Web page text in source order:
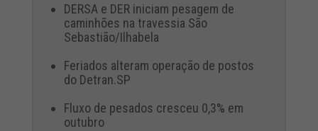
DERSA e DER iniciam pesagem de
caminhões na travessia São
Sebastião/Ilhabela
Feriados alteram operação de postos
do Detran.SP
Fluxo de pesados cresceu 0,3% em
outubro